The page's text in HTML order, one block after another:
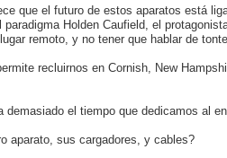
que el futuro de estos aparatos está
paradigma Holden Caufield, el
remoto, y no tener que hablar de
recluirnos en Cornish, New
demasiado el tiempo que dedicamos al
aparato, sus cargadores, y cables?